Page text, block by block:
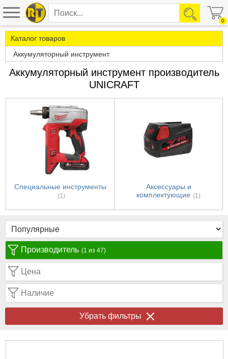
0
Каталог товаров
Аккумуляторный инструмент
Аккумуляторный инструмент производитель
UNICRAFT
Специальные инструменты
(1)
Аксессуары и
комплектующие (1)
Производитель (1 из 47)
Цена
Наличие
Убрать фильтры